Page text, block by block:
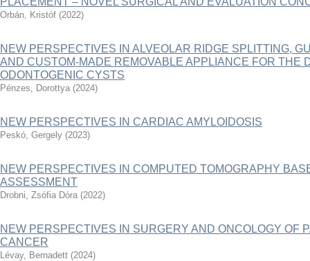
Orbán, Kristóf (2022)
NEW PERSPECTIVES IN ALVEOLAR RIDGE SPLITTING,
AND CUSTOM-MADE REMOVABLE APPLIANCE FOR THE
ODONTOGENIC CYSTS
Pénzes, Dorottya (2024)
NEW PERSPECTIVES IN CARDIAC AMYLOIDOSIS
Peskó, Gergely (2023)
NEW PERSPECTIVES IN COMPUTED TOMOGRAPHY
ASSESSMENT
Drobni, Zsófia Dóra (2022)
NEW PERSPECTIVES IN SURGERY AND ONCOLOGY OF
CANCER
Lévay, Bernadett (2024)